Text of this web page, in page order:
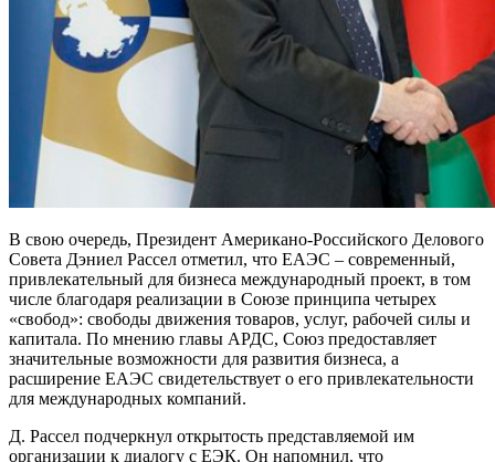
В свою очередь, Президент Американо-Российского Делового
Совета Дэниел Рассел отметил, что ЕАЭС – современный,
привлекательный для бизнеса международный проект, в том
числе благодаря реализации в Союзе принципа четырех
«свобод»: свободы движения товаров, услуг, рабочей силы и
капитала. По мнению главы АРДС, Союз предоставляет
значительные возможности для развития бизнеса, а
расширение ЕАЭС свидетельствует о его привлекательности
для международных компаний.
Д. Рассел подчеркнул открытость представляемой им
организации к диалогу с ЕЭК. Он напомнил, что